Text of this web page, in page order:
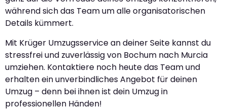
während sich das Team um alle organisatorischen
Details kümmert.
Mit Krüger Umzugsservice an deiner Seite kannst du
stressfrei und zuverlässig von Bochum nach Murcia
umziehen. Kontaktiere noch heute das Team und
erhalten ein unverbindliches Angebot für deinen
Umzug – denn bei ihnen ist dein Umzug in
professionellen Händen!